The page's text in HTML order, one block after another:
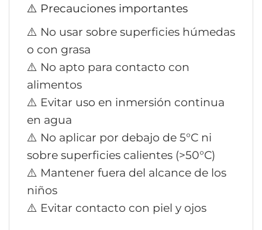
⚠️ Precauciones importantes
⚠️ No usar sobre superficies húmedas
o con grasa
⚠️ No apto para contacto con
alimentos
⚠️ Evitar uso en inmersión continua
en agua
⚠️ No aplicar por debajo de 5°C ni
sobre superficies calientes (>50°C)
⚠️ Mantener fuera del alcance de los
niños
⚠️ Evitar contacto con piel y ojos